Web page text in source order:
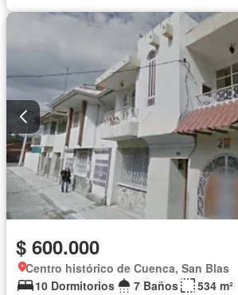
$ 600.000
Centro histórico de Cuenca, San Blas
10 Dormitorios
7 Baños
534 m²